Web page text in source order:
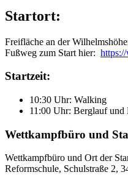
Startort:
Freifläche an der
Fußweg zum Start hier:
Startzeit:
10:30 Uhr: Walking
11:00 Uhr: Berglauf und
Wettkampfbüro und
Wettkampfbüro und Ort der
Reformschule, Schulstraße 2,